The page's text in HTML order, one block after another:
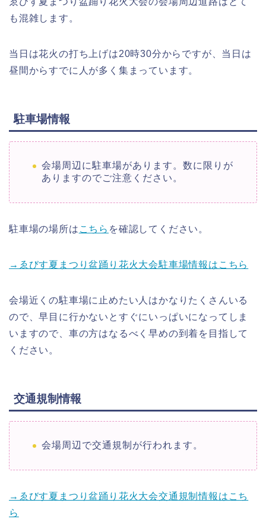
も混雑します。
当日は花火の打ち上げは20時30分からですが、当日は
昼間からすでに人が多く集まっています。
駐車場情報
会場周辺に駐車場があります。数に限りが
ありますのでご注意ください。
駐車場の場所は こちら を確認してください。
→ゑびす夏まつり盆踊り花火大会駐車場情報はこちら
会場近くの駐車場に止めたい人はかなりたくさんいる
ので、早目に行かないとすぐにいっぱいになってしま
いますので、車の方はなるべく早めの到着を目指して
ください。
交通規制情報
会場周辺で交通規制が行われます。
→ゑびす夏まつり盆踊り花火大会交通規制情報はこち
ら